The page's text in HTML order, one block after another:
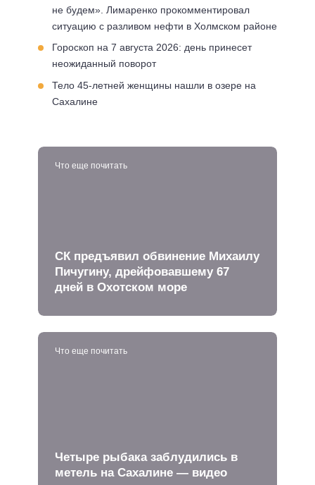
не будем». Лимаренко прокомментировал
ситуацию с разливом нефти в Холмском районе
Гороскоп на 7 августа 2026: день принесет
неожиданный поворот
Тело 45-летней женщины нашли в озере на
Сахалине
Что еще почитать
СК предъявил обвинение Михаилу
Пичугину, дрейфовавшему 67
дней в Охотском море
Что еще почитать
Четыре рыбака заблудились в
метель на Сахалине — видео